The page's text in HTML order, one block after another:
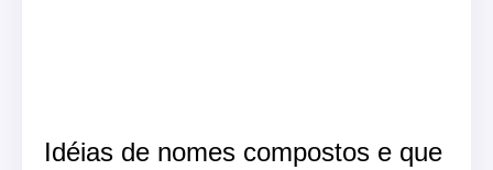
Idéias de nomes compostos e que